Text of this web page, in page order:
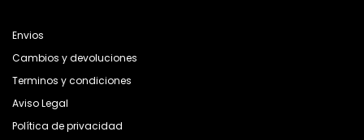
Envios
Cambios y devoluciones
Terminos y condiciones
Aviso Legal
Política de privacidad